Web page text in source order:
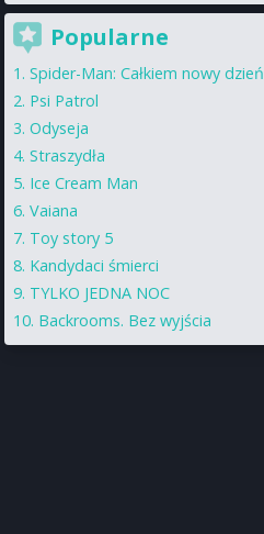
Popularne
Spider-Man: Całkiem nowy dzień
Psi Patrol
Odyseja
Straszydła
Ice Cream Man
Vaiana
Toy story 5
Kandydaci śmierci
TYLKO JEDNA NOC
Backrooms. Bez wyjścia